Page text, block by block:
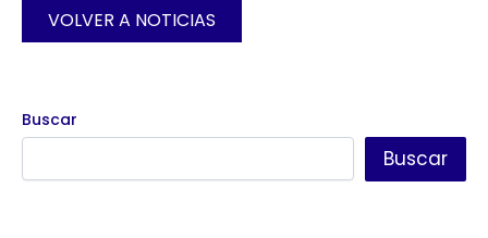
VOLVER A NOTICIAS
Buscar
Buscar